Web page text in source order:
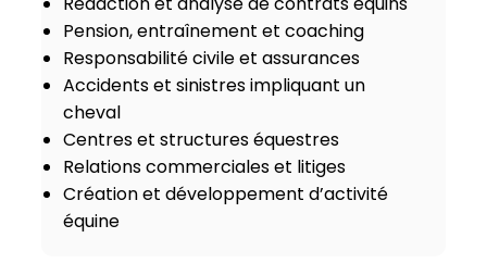
Pension, entraînement et coaching
Responsabilité civile et assurances
Accidents et sinistres impliquant un
cheval
Centres et structures équestres
Relations commerciales et litiges
Création et développement d’activité
équine